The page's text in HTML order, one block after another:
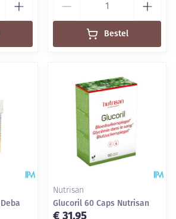
Bestel
Nutrisan
Glucoril 60 Caps Nutrisan
€ 31,95